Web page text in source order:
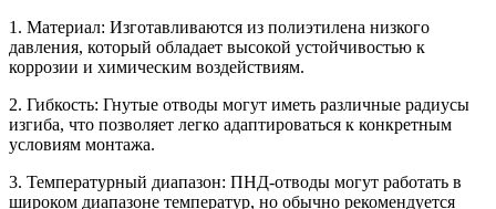
1. Материал: Изготавливаются из полиэтилена низкого
давления, который обладает высокой устойчивостью к
коррозии и химическим воздействиям.
2. Гибкость: Гнутые отводы могут иметь различные радиусы
изгиба, что позволяет легко адаптироваться к конкретным
условиям монтажа.
3. Температурный диапазон: ПНД-отводы могут работать в
широком диапазоне температур, но обычно рекомендуется